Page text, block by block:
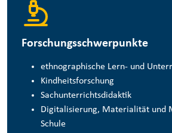
Forschungsschwerpunkte
ethnographische Lern- und
Kindheitsforschung
Sachunterrichtsdidaktik
Digitalisierung, Materialität und
Schule